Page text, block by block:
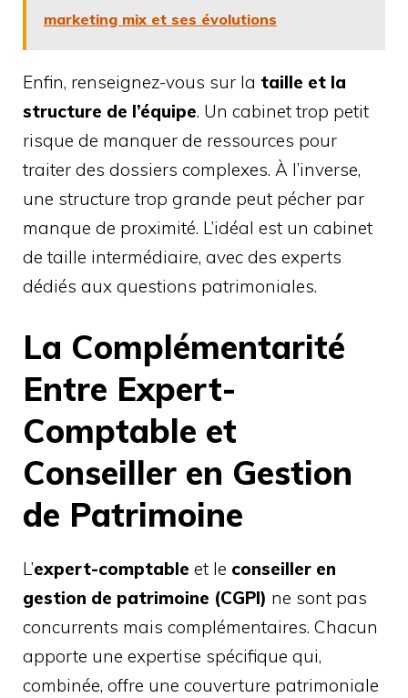
marketing mix et ses évolutions
Enfin, renseignez-vous sur la taille et la
structure de l’équipe. Un cabinet trop petit
risque de manquer de ressources pour
traiter des dossiers complexes. À l’inverse,
une structure trop grande peut pécher par
manque de proximité. L’idéal est un cabinet
de taille intermédiaire, avec des experts
dédiés aux questions patrimoniales.
La Complémentarité
Entre Expert-
Comptable et
Conseiller en Gestion
de Patrimoine
L’expert-comptable et le conseiller en
gestion de patrimoine (CGPI) ne sont pas
concurrents mais complémentaires. Chacun
apporte une expertise spécifique qui,
combinée, offre une couverture patrimoniale